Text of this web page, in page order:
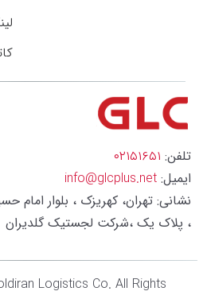
تلفن: ۰۲۱۵۱۶۵۱
ایمیل: info@glcplus.net
نشانی: تهران، کهریزک ، بلوار
، پلاک یک ،شرکت لجستیک گلدیران
Logistics Co. All Rights